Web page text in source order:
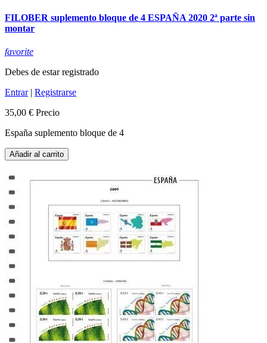
FILOBER suplemento bloque de 4 ESPAÑA 2020 2ª parte sin
montar
favorite
Debes de estar registrado
Entrar| Registrarse
35,00 € Precio
España suplemento bloque de 4
Añadir al carrito